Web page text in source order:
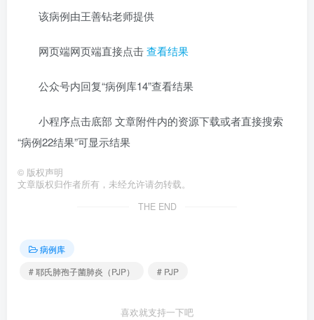
该病例由王善钻老师提供
网页端网页端直接点击查看结果
公众号内回复“病例库14”查看结果
小程序点击底部 文章附件内的资源下载或者直接搜索
“病例22结果”可显示结果
© 版权声明
文章版权归作者所有，未经允许请勿转载。
THE END
病例库
# 耶氏肺孢子菌肺炎（PJP）
# PJP
喜欢就支持一下吧